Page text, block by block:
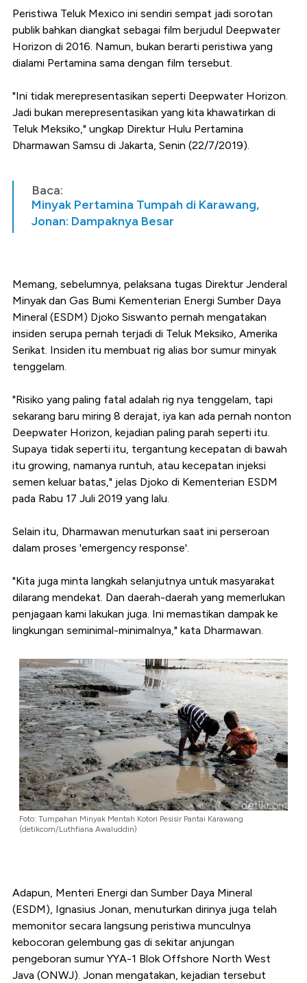
Peristiwa Teluk Mexico ini sendiri sempat jadi sorotan
publik bahkan diangkat sebagai film berjudul Deepwater
Horizon di 2016. Namun, bukan berarti peristiwa yang
dialami Pertamina sama dengan film tersebut.
"Ini tidak merepresentasikan seperti Deepwater Horizon.
Jadi bukan merepresentasikan yang kita khawatirkan di
Teluk Meksiko," ungkap Direktur Hulu Pertamina
Dharmawan Samsu di Jakarta, Senin (22/7/2019).
Baca:
Minyak Pertamina Tumpah di Karawang,
Jonan: Dampaknya Besar
Memang, sebelumnya, pelaksana tugas Direktur Jenderal
Minyak dan Gas Bumi Kementerian Energi Sumber Daya
Mineral (ESDM) Djoko Siswanto pernah mengatakan
insiden serupa pernah terjadi di Teluk Meksiko, Amerika
Serikat. Insiden itu membuat rig alias bor sumur minyak
tenggelam.
"Risiko yang paling fatal adalah rig nya tenggelam, tapi
sekarang baru miring 8 derajat, iya kan ada pernah nonton
Deepwater Horizon, kejadian paling parah seperti itu.
Supaya tidak seperti itu, tergantung kecepatan di bawah
itu growing, namanya runtuh, atau kecepatan injeksi
semen keluar batas," jelas Djoko di Kementerian ESDM
pada Rabu 17 Juli 2019 yang lalu.
Selain itu, Dharmawan menuturkan saat ini perseroan
dalam proses 'emergency response'.
"Kita juga minta langkah selanjutnya untuk masyarakat
dilarang mendekat. Dan daerah-daerah yang memerlukan
penjagaan kami lakukan juga. Ini memastikan dampak ke
lingkungan seminimal-minimalnya," kata Dharmawan.
Foto: Tumpahan Minyak Mentah Kotori Pesisir Pantai Karawang
(detikcom/Luthfiana Awaluddin)
Adapun, Menteri Energi dan Sumber Daya Mineral
(ESDM), Ignasius Jonan, menuturkan dirinya juga telah
memonitor secara langsung peristiwa munculnya
kebocoran gelembung gas di sekitar anjungan
pengeboran sumur YYA-1 Blok Offshore North West
Java (ONWJ). Jonan mengatakan, kejadian tersebut